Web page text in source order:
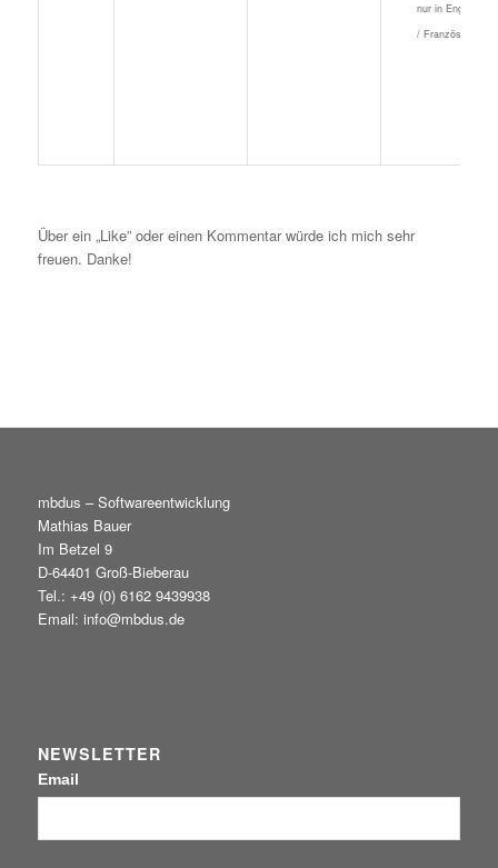
nur in Englisch
/ Französisch
Über ein „Like” oder einen Kommentar würde ich mich sehr
freuen. Danke!
mbdus – Softwareentwicklung
Mathias Bauer
Im Betzel 9
D-64401 Groß-Bieberau
Tel.: +49 (0) 6162 9439938
Email: info@mbdus.de
NEWSLETTER
Email